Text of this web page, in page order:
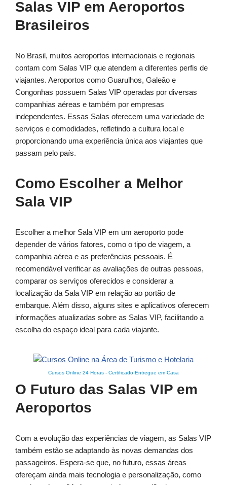
Salas VIP em Aeroportos
Brasileiros
No Brasil, muitos aeroportos internacionais e regionais
contam com Salas VIP que atendem a diferentes perfis de
viajantes. Aeroportos como Guarulhos, Galeão e
Congonhas possuem Salas VIP operadas por diversas
companhias aéreas e também por empresas
independentes. Essas Salas oferecem uma variedade de
serviços e comodidades, refletindo a cultura local e
proporcionando uma experiência única aos viajantes que
passam pelo país.
Como Escolher a Melhor
Sala VIP
Escolher a melhor Sala VIP em um aeroporto pode
depender de vários fatores, como o tipo de viagem, a
companhia aérea e as preferências pessoais. É
recomendável verificar as avaliações de outras pessoas,
comparar os serviços oferecidos e considerar a
localização da Sala VIP em relação ao portão de
embarque. Além disso, alguns sites e aplicativos oferecem
informações atualizadas sobre as Salas VIP, facilitando a
escolha do espaço ideal para cada viajante.
Cursos Online 24 Horas - Certificado Entregue em Casa
O Futuro das Salas VIP em
Aeroportos
Com a evolução das experiências de viagem, as Salas VIP
também estão se adaptando às novas demandas dos
passageiros. Espera-se que, no futuro, essas áreas
ofereçam ainda mais tecnologia e personalização, como